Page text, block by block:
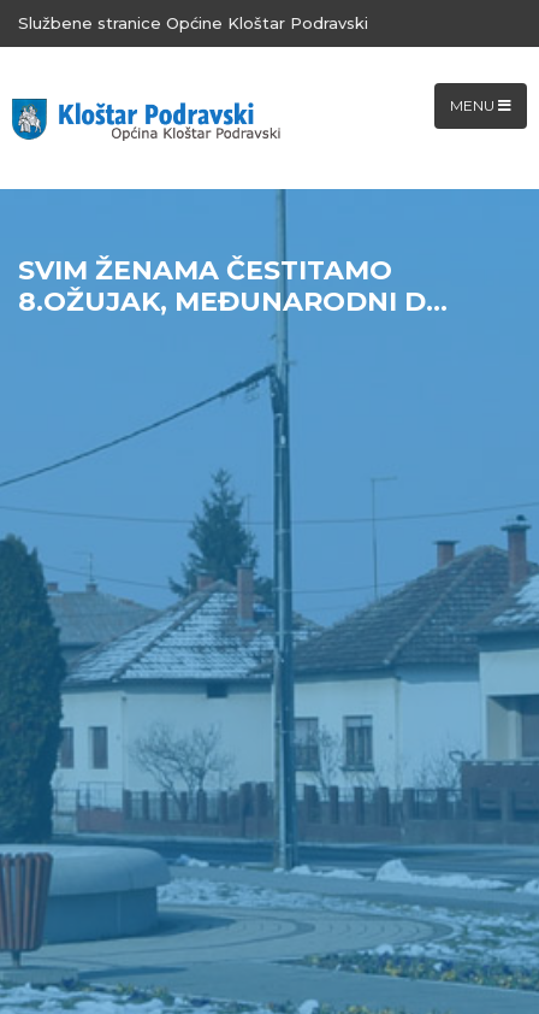
Službene stranice Općine Kloštar Podravski
MENU
SVIM ŽENAMA ČESTITAMO
8.OŽUJAK, MEĐUNARODNI D...